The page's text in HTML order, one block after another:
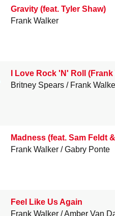
Gravity (feat. Tyler Shaw)
Frank Walker
I Love Rock 'N' Roll
Britney Spears
Frank
Madness (feat. Sam Feldt
Frank Walker
Gabry Ponte
Feel Like Us Again
Frank Walker
Amber Van